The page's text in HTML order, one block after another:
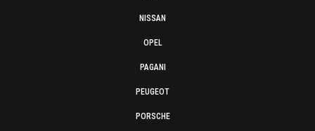
NISSAN
OPEL
PAGANI
PEUGEOT
PORSCHE